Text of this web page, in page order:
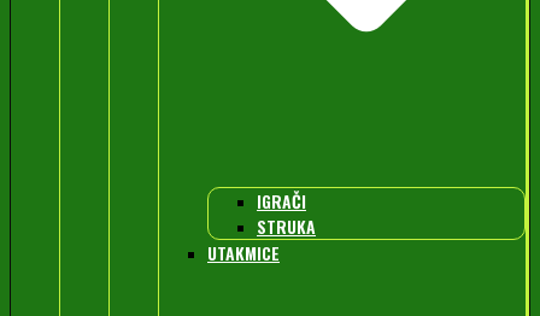
IGRAČI
STRUKA
UTAKMICE